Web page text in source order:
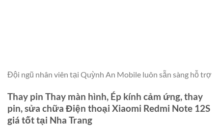
Đội ngũ nhân viên tại Quỳnh An Mobile luôn sẵn sàng hỗ trợ
Thay pin Thay màn hình, Ép kính cảm ứng, thay
pin, sửa chữa Điện thoại Xiaomi Redmi Note 12S
giá tốt tại Nha Trang